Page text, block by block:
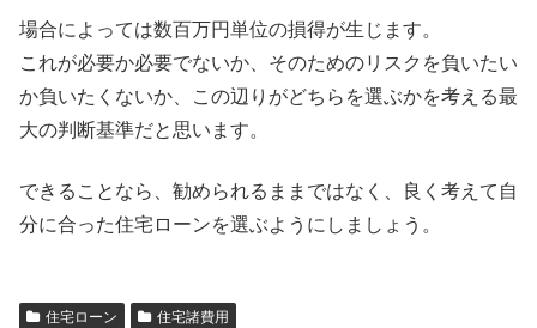
場合によっては数百万円単位の損得が生じます。
これが必要か必要でないか、そのためのリスクを負いたい
か負いたくないか、この辺りがどちらを選ぶかを考える最
大の判断基準だと思います。
できることなら、勧められるままではなく、良く考えて自
分に合った住宅ローンを選ぶようにしましょう。
住宅ローン 住宅諸費用